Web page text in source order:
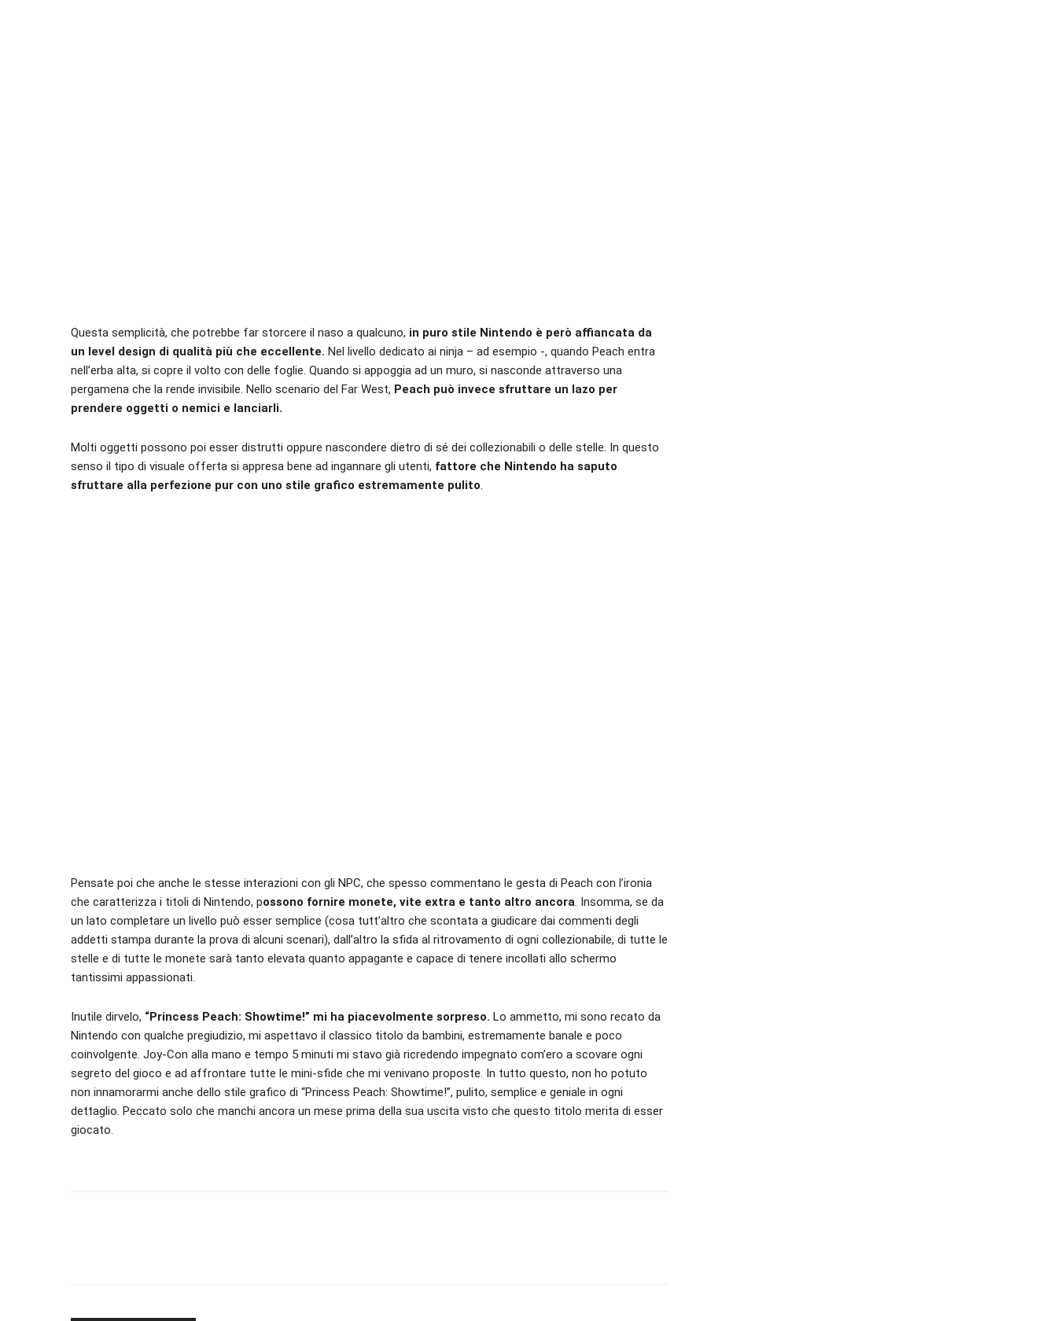
Questa semplicità, che potrebbe far storcere il naso a qualcuno, in puro stile Nintendo è però affiancata da
un level design di qualità più che eccellente. Nel livello dedicato ai ninja – ad esempio -, quando Peach entra
nell’erba alta, si copre il volto con delle foglie. Quando si appoggia ad un muro, si nasconde attraverso una
pergamena che la rende invisibile. Nello scenario del Far West, Peach può invece sfruttare un lazo per
prendere oggetti o nemici e lanciarli.
Molti oggetti possono poi esser distrutti oppure nascondere dietro di sé dei collezionabili o delle stelle. In questo
senso il tipo di visuale offerta si appresa bene ad ingannare gli utenti, fattore che Nintendo ha saputo
sfruttare alla perfezione pur con uno stile grafico estremamente pulito.
Pensate poi che anche le stesse interazioni con gli NPC, che spesso commentano le gesta di Peach con l’ironia
che caratterizza i titoli di Nintendo, possono fornire monete, vite extra e tanto altro ancora . Insomma, se da
un lato completare un livello può esser semplice (cosa tutt’altro che scontata a giudicare dai commenti degli
addetti stampa durante la prova di alcuni scenari), dall’altro la sfida al ritrovamento di ogni collezionabile, di tutte le
stelle e di tutte le monete sarà tanto elevata quanto appagante e capace di tenere incollati allo schermo
tantissimi appassionati.
Inutile dirvelo, “Princess Peach: Showtime!” mi ha piacevolmente sorpreso. Lo ammetto, mi sono recato da
Nintendo con qualche pregiudizio, mi aspettavo il classico titolo da bambini, estremamente banale e poco
coinvolgente. Joy-Con alla mano e tempo 5 minuti mi stavo già ricredendo impegnato com’ero a scovare ogni
segreto del gioco e ad affrontare tutte le mini-sfide che mi venivano proposte. In tutto questo, non ho potuto
non innamorarmi anche dello stile grafico di “Princess Peach: Showtime!”, pulito, semplice e geniale in ogni
dettaglio. Peccato solo che manchi ancora un mese prima della sua uscita visto che questo titolo merita di esser
giocato.